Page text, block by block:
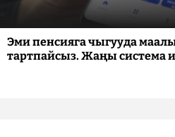
Эми пенсияга чыгууда
тартпайсыз. Жаңы система